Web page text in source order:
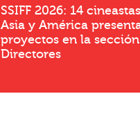
SSIFF 2026: 14
Asia y América
proyectos en la
Directores